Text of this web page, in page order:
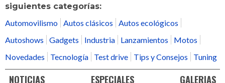
siguientes categorías:
Automovilismo Autos clásicos
Autos ecológicos
Autoshows
Gadgets Industria Lanzamientos
Motos
Novedades
Tecnología Test drive Tips y Consejos Tuning
NOTICIAS ESPECIALES GALERIAS